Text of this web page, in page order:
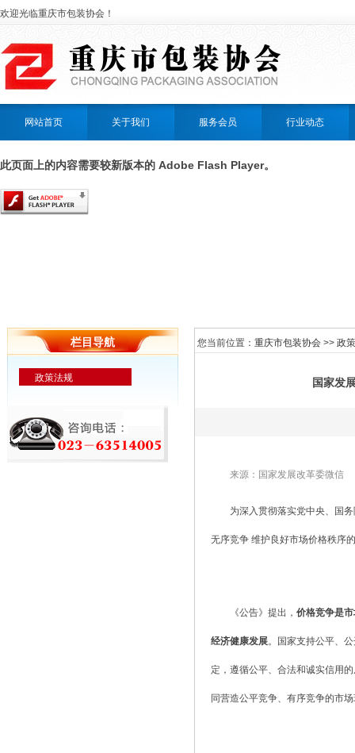
欢迎光临重庆市包装协会！
网站首页 关于我们 服务会员 行业动态
此页面上的内容需要较新版本的 Adobe Flash Player。
栏目导航
政策法规
您当前位置： 重庆市包装协会 >> 政
国家发
来源：国家发展改革委微信
为深入贯彻落实党中央、国
无序竞争 维护良好市场价格秩序
《公告》提出， 价格竞争是
经济健康发展。国家支持公平、
定，遵循公平、合法和诚实信用
同营造公平竞争、有序竞争的市